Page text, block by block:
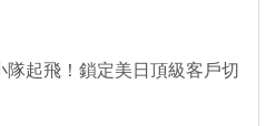
起飛！鎖定美日頂級客戶切